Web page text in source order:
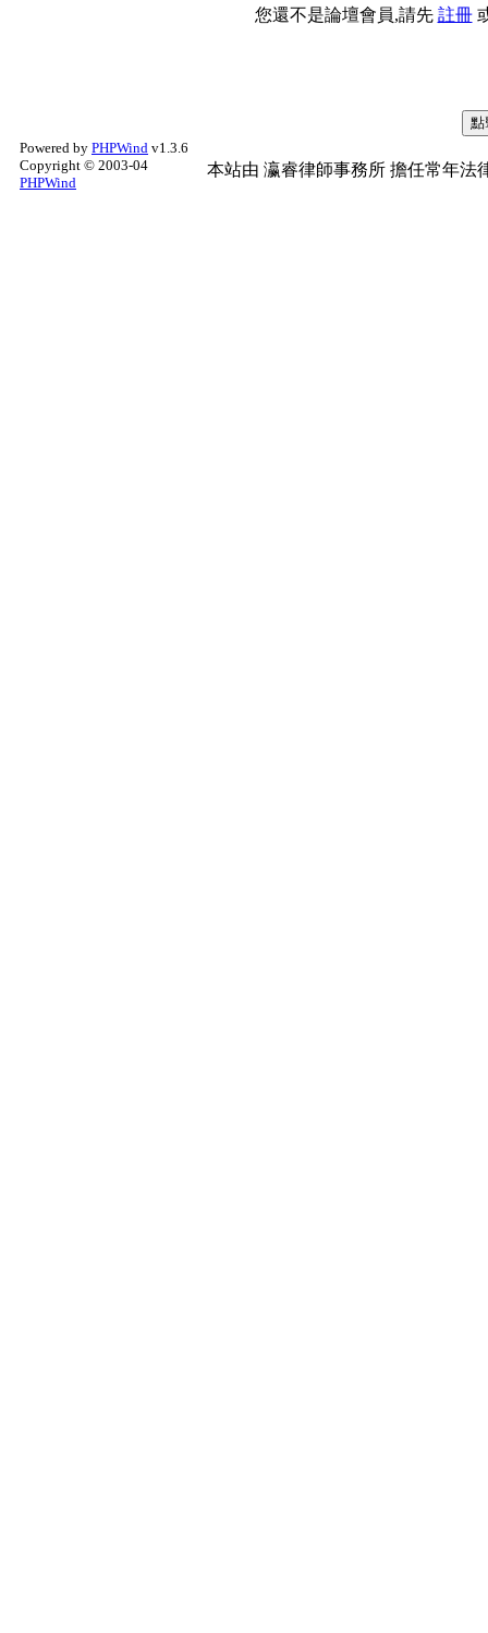
您還不是論壇會員,請先 註冊
Powered by PHPWind v1.3.6
Copyright © 2003-04
PHPWind
本站由 瀛睿律師事務所 擔任常年法